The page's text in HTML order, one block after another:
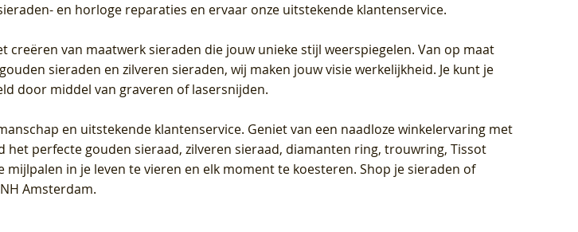
en horloge reparaties en ervaar onze uitstekende klantenservice.
creëren van maatwerk sieraden die jouw unieke stijl weerspiegelen. Van op maat
sieraden en zilveren sieraden, wij maken jouw visie werkelijkheid. Je kunt je
door middel van graveren of lasersnijden.
en uitstekende klantenservice. Geniet van een naadloze winkelervaring met
perfecte gouden sieraad, zilveren sieraad, diamanten ring, trouwring, Tissot
in je leven te vieren en elk moment te koesteren. Shop je sieraden of
Amsterdam.